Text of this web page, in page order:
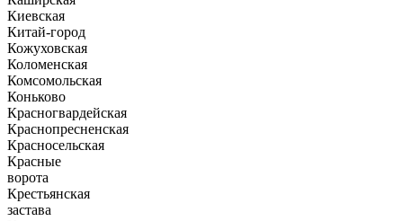
Киевская
Китай-город
Кожуховская
Коломенская
Комсомольская
Коньково
Красногвардейская
Краснопресненская
Красносельская
Красные
ворота
Крестьянская
застава